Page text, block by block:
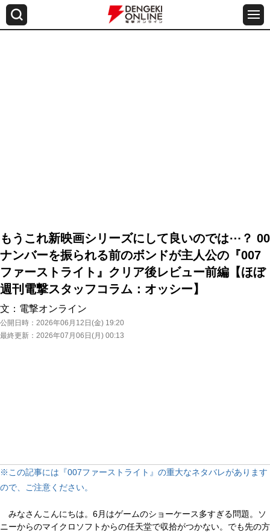
もうこれ新映画シリーズにして良いのでは⋯？ 00
ナンバーを振られる前のボンドが主人公の『007
ファーストライト』クリア後レビュー前編【ほぼ
週刊電撃スタッフコラム：オッシー】
文： 電撃オンライン
公開日時： 2026年06月12日(金) 19:20
最終更新： 2026年07月06日(月) 00:13
※この記事には『007ファーストライト』の重大なネタバレがあります
ので、ご注意ください。
みなさんこんにちは。6月はゲームのショーケース多すぎる問題。ソ
ニーからのマイクロソフトからの任天堂で収拾がつかない。でも先の方